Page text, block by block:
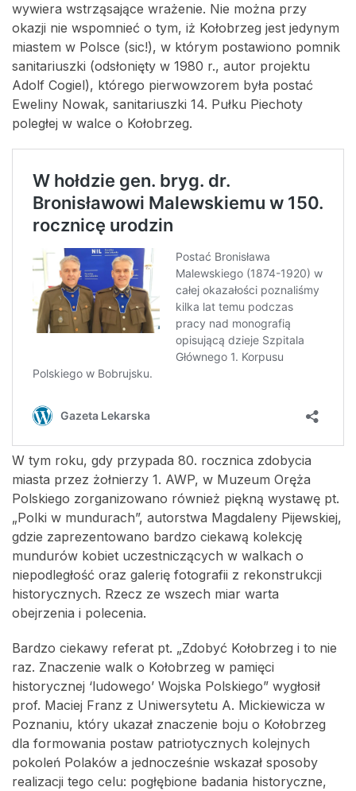
wywiera wstrząsające wrażenie. Nie można przy
okazji nie wspomnieć o tym, iż Kołobrzeg jest jedynym
miastem w Polsce (sic!), w którym postawiono pomnik
sanitariuszki (odsłonięty w 1980 r., autor projektu
Adolf Cogiel), którego pierwowzorem była postać
Eweliny Nowak, sanitariuszki 14. Pułku Piechoty
poległej w walce o Kołobrzeg.
W tym roku, gdy przypada 80. rocznica zdobycia
miasta przez żołnierzy 1. AWP, w Muzeum Oręża
Polskiego zorganizowano również piękną wystawę pt.
„Polki w mundurach”, autorstwa Magdaleny Pijewskiej,
gdzie zaprezentowano bardzo ciekawą kolekcję
mundurów kobiet uczestniczących w walkach o
niepodległość oraz galerię fotografii z rekonstrukcji
historycznych. Rzecz ze wszech miar warta
obejrzenia i polecenia.
Bardzo ciekawy referat pt. „Zdobyć Kołobrzeg i to nie
raz. Znaczenie walk o Kołobrzeg w pamięci
historycznej ‘ludowego’ Wojska Polskiego” wygłosił
prof. Maciej Franz z Uniwersytetu A. Mickiewicza w
Poznaniu, który ukazał znaczenie boju o Kołobrzeg
dla formowania postaw patriotycznych kolejnych
pokoleń Polaków a jednocześnie wskazał sposoby
realizacji tego celu: pogłębione badania historyczne,